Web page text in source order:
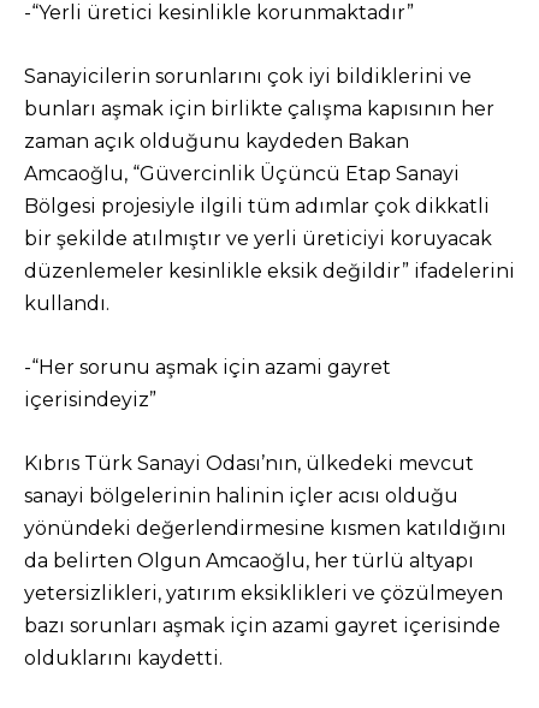
-“Yerli üretici kesinlikle korunmaktadır”
Sanayicilerin sorunlarını çok iyi bildiklerini ve
bunları aşmak için birlikte çalışma kapısının her
zaman açık olduğunu kaydeden Bakan
Amcaoğlu, “Güvercinlik Üçüncü Etap Sanayi
Bölgesi projesiyle ilgili tüm adımlar çok dikkatli
bir şekilde atılmıştır ve yerli üreticiyi koruyacak
düzenlemeler kesinlikle eksik değildir” ifadelerini
kullandı.
-“Her sorunu aşmak için azami gayret
içerisindeyiz”
Kıbrıs Türk Sanayi Odası’nın, ülkedeki mevcut
sanayi bölgelerinin halinin içler acısı olduğu
yönündeki değerlendirmesine kısmen katıldığını
da belirten Olgun Amcaoğlu, her türlü altyapı
yetersizlikleri, yatırım eksiklikleri ve çözülmeyen
bazı sorunları aşmak için azami gayret içerisinde
olduklarını kaydetti.